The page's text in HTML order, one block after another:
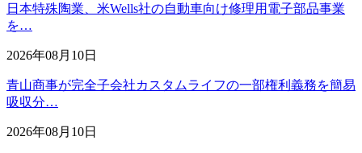
日本特殊陶業、米Wells社の自動車向け修理用電子部品事業
を…
2026年08月10日
青山商事が完全子会社カスタムライフの一部権利義務を簡易
吸収分…
2026年08月10日